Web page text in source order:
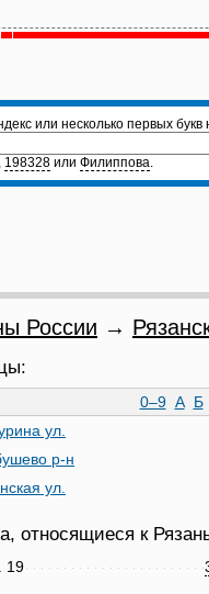
или несколько первых
198328 или Филиппова.
России →
0–9 А Б
ул.
р-н
ул.
относящиеся к
19